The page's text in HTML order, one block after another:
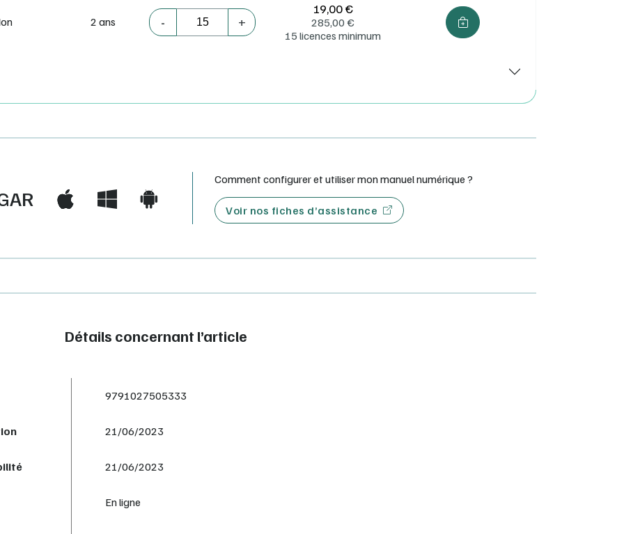
2 ans - +
19,00 €
285,00 €
15 licences minimum
Comment configurer et utiliser mon manuel numérique ?
Voir nos fiches d’assistance
Détails concernant l’article
9791027505333
21/06/2023
21/06/2023
En ligne